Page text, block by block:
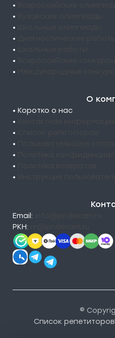
•
•
•
•
•
•
•
О
• Коротко о нас
•
•
•
•
•
•
Email:
РКН:
©
Список репетиторов